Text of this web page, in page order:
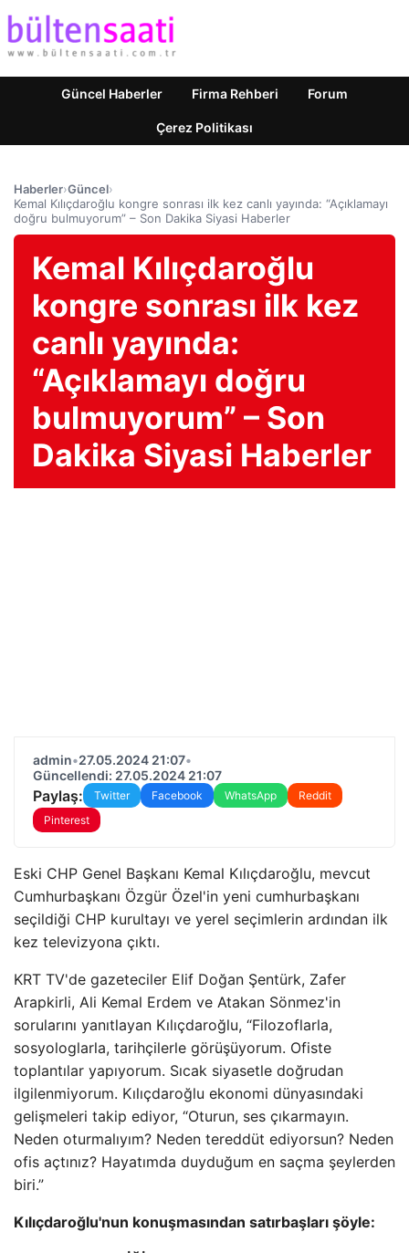
Güncel Haberler Firma Rehberi Forum
Çerez Politikası
Haberler›Güncel›
Kemal Kılıçdaroğlu kongre sonrası ilk kez canlı yayında: “Açıklamayı
doğru bulmuyorum” – Son Dakika Siyasi Haberler
Kemal Kılıçdaroğlu
kongre sonrası ilk kez
canlı yayında:
“Açıklamayı doğru
bulmuyorum” – Son
Dakika Siyasi Haberler
admin•27.05.2024 21:07•
Güncellendi: 27.05.2024 21:07
Paylaş: Twitter Facebook WhatsApp
Reddit
Pinterest
Eski CHP Genel Başkanı Kemal Kılıçdaroğlu, mevcut
Cumhurbaşkanı Özgür Özel'in yeni cumhurbaşkanı
seçildiği CHP kurultayı ve yerel seçimlerin ardından ilk
kez televizyona çıktı.
KRT TV'de gazeteciler Elif Doğan Şentürk, Zafer
Arapkirli, Ali Kemal Erdem ve Atakan Sönmez'in
sorularını yanıtlayan Kılıçdaroğlu, “Filozoflarla,
sosyologlarla, tarihçilerle görüşüyorum. Ofiste
toplantılar yapıyorum. Sıcak siyasetle doğrudan
ilgilenmiyorum. Kılıçdaroğlu ekonomi dünyasındaki
gelişmeleri takip ediyor, “Oturun, ses çıkarmayın.
Neden oturmalıyım? Neden tereddüt ediyorsun? Neden
ofis açtınız? Hayatımda duyduğum en saçma şeylerden
biri.”
Kılıçdaroğlu'nun konuşmasından satırbaşları şöyle: